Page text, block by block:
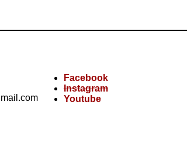
Facebook
Instagram
Youtube